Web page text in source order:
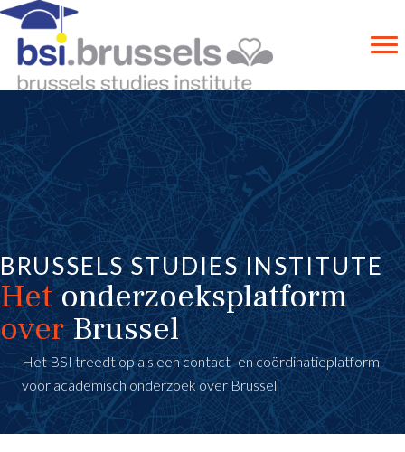
BRUSSELS STUDIES INSTITUTE
Hetonderzoeksplatform
overBrussel
Het BSI treedt op als een contact- en coördinatieplatform
voor academisch onderzoek over Brussel